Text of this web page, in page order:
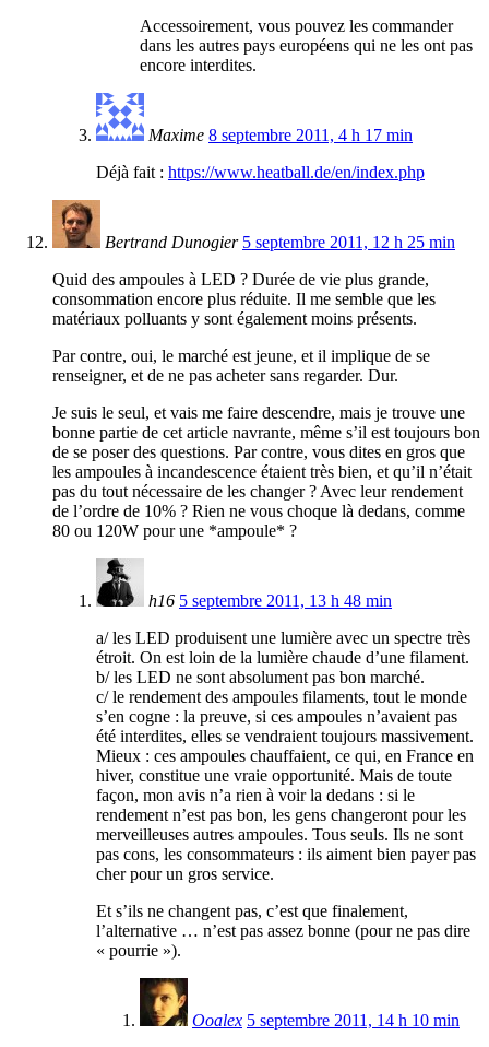
Accessoirement, vous pouvez les commander
dans les autres pays européens qui ne les ont pas
encore interdites.
Maxime 8 septembre 2011, 4 h 17 min
Déjà fait : https://www.heatball.de/en/index.php
Bertrand Dunogier 5 septembre 2011, 12 h 25 min
Quid des ampoules à LED ? Durée de vie plus grande,
consommation encore plus réduite. Il me semble que les
matériaux polluants y sont également moins présents.
Par contre, oui, le marché est jeune, et il implique de se
renseigner, et de ne pas acheter sans regarder. Dur.
Je suis le seul, et vais me faire descendre, mais je trouve une
bonne partie de cet article navrante, même s’il est toujours bon
de se poser des questions. Par contre, vous dites en gros que
les ampoules à incandescence étaient très bien, et qu’il n’était
pas du tout nécessaire de les changer ? Avec leur rendement
de l’ordre de 10% ? Rien ne vous choque là dedans, comme
80 ou 120W pour une *ampoule* ?
h16 5 septembre 2011, 13 h 48 min
a/ les LED produisent une lumière avec un spectre très
étroit. On est loin de la lumière chaude d’une filament.
b/ les LED ne sont absolument pas bon marché.
c/ le rendement des ampoules filaments, tout le monde
s’en cogne : la preuve, si ces ampoules n’avaient pas
été interdites, elles se vendraient toujours massivement.
Mieux : ces ampoules chauffaient, ce qui, en France en
hiver, constitue une vraie opportunité. Mais de toute
façon, mon avis n’a rien à voir la dedans : si le
rendement n’est pas bon, les gens changeront pour les
merveilleuses autres ampoules. Tous seuls. Ils ne sont
pas cons, les consommateurs : ils aiment bien payer pas
cher pour un gros service.
Et s’ils ne changent pas, c’est que finalement,
l’alternative … n’est pas assez bonne (pour ne pas dire
« pourrie »).
Ooalex 5 septembre 2011, 14 h 10 min